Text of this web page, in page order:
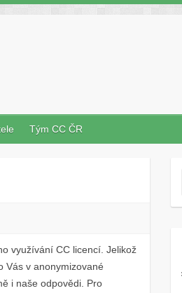
Tým CC ČR
využívání CC licencí. Jelikož
Vás v anonymizované
i naše odpovědi. Pro